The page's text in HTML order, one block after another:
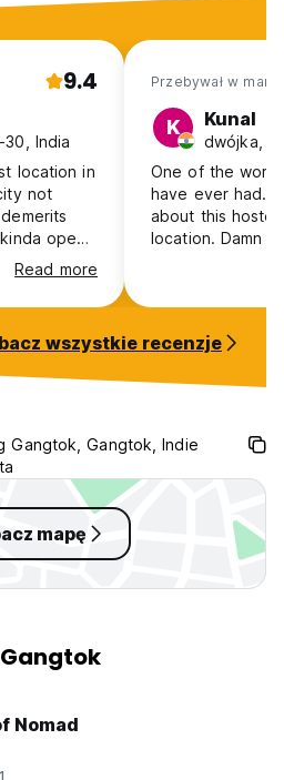
9.4
India
location in
not
open,
city it
Read more
Przebywał w mar
K Kunal
dwójka,
One of the
have ever had.
about this
location. Damn
cleanliness is
their shops.
wszystkie recenzje
Gangtok, Gangtok, Indie
mapę
Nomad